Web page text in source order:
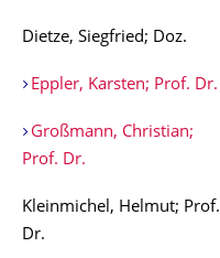
Dietze, Siegfried; Doz.
Eppler, Karsten; Prof. Dr.
Großmann, Christian;
Prof. Dr.
Kleinmichel, Helmut; Prof.
Dr.